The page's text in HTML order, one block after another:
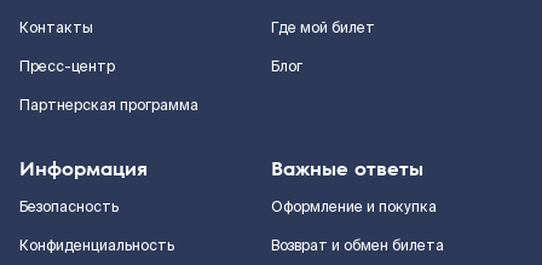
Контакты
Пресс-центр
Партнерская программа
Где мой билет
Блог
Информация
Безопасность
Конфиденциальность
Важные ответы
Оформление и покупка
Возврат и обмен билета